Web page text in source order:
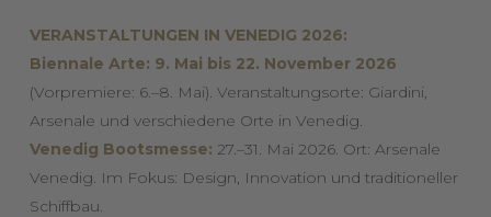
VERANSTALTUNGEN IN VENEDIG 2026:
Biennale Arte: 9. Mai bis 22. November 2026
(Vorpremiere: 6.–8. Mai). Veranstaltungsorte: Giardini,
Arsenale und verschiedene Orte in Venedig.
Venedig Bootsmesse: 27.–31. Mai 2026. Ort: Arsenale
Venedig. Im Fokus: Design, Innovation und traditioneller
Schiffbau.